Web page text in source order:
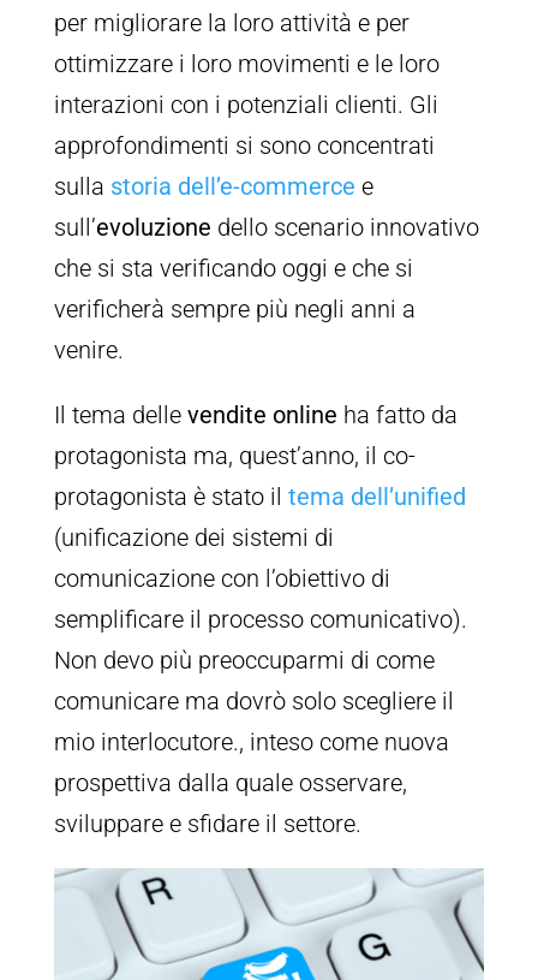
per migliorare la loro attività e per
ottimizzare i loro movimenti e le loro
interazioni con i potenziali clienti. Gli
approfondimenti si sono concentrati
sulla storia dell’e-commerce e
sull’evoluzione dello scenario innovativo
che si sta verificando oggi e che si
verificherà sempre più negli anni a
venire.
Il tema delle vendite online ha fatto da
protagonista ma, quest’anno, il co-
protagonista è stato il tema dell’unified
(unificazione dei sistemi di
comunicazione con l’obiettivo di
semplificare il processo comunicativo).
Non devo più preoccuparmi di come
comunicare ma dovrò solo scegliere il
mio interlocutore., inteso come nuova
prospettiva dalla quale osservare,
sviluppare e sfidare il settore.